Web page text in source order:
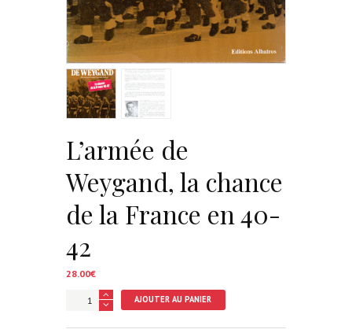
L’armée de
Weygand, la chance
de la France en 40-
42
28.00€
quantité
AJOUTER AU PANIER